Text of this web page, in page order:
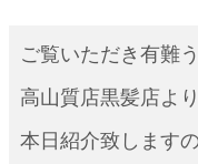
ご覧いただき有難
高山質店黒髪店よ
本日紹介致します